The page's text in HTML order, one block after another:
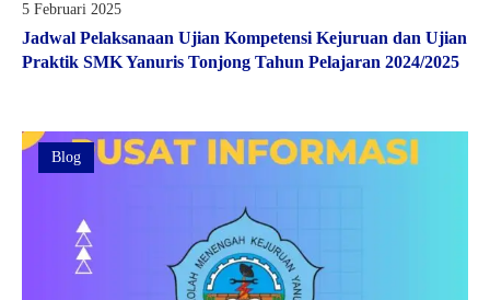
5 Februari 2025
Jadwal Pelaksanaan Ujian Kompetensi Kejuruan dan Ujian
Praktik SMK Yanuris Tonjong Tahun Pelajaran 2024/2025
Blog